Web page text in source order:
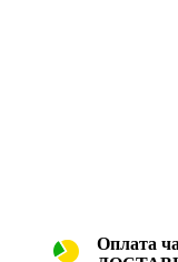
Оплата